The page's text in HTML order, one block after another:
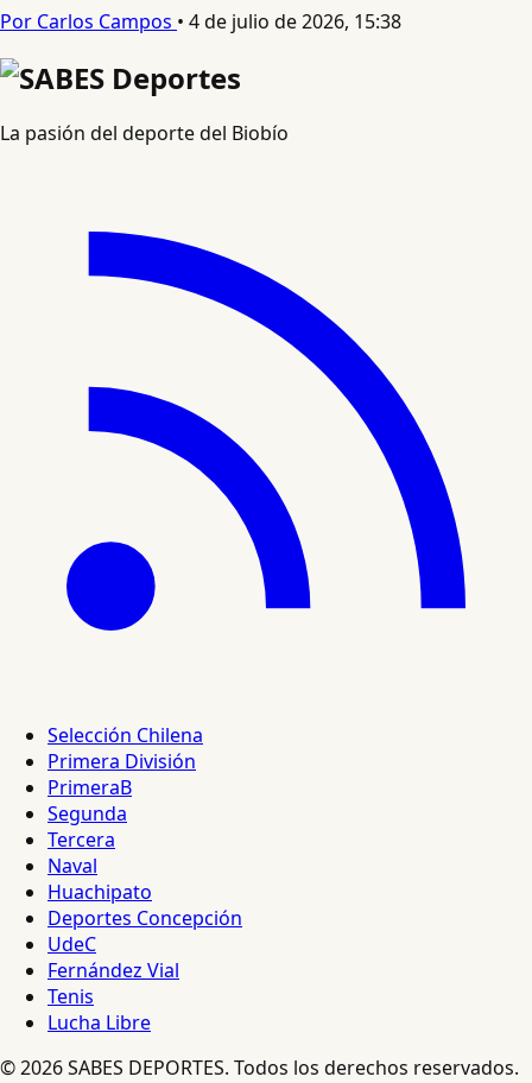
Por Carlos Campos • 4 de julio de 2026, 15:38
La pasión del deporte del Biobío
Selección Chilena
Primera División
PrimeraB
Segunda
Tercera
Naval
Huachipato
Deportes Concepción
UdeC
Fernández Vial
Tenis
Lucha Libre
© 2026 SABES DEPORTES. Todos los derechos reservados.